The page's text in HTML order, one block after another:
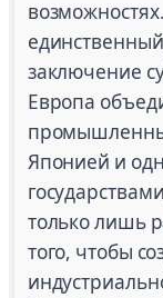
заключение
Европа
Японией и
только лишь
того, чтобы